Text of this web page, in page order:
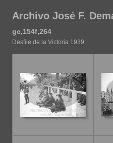
Archivo José F.
gc,154f,264
Desfile de la Victoria 1939